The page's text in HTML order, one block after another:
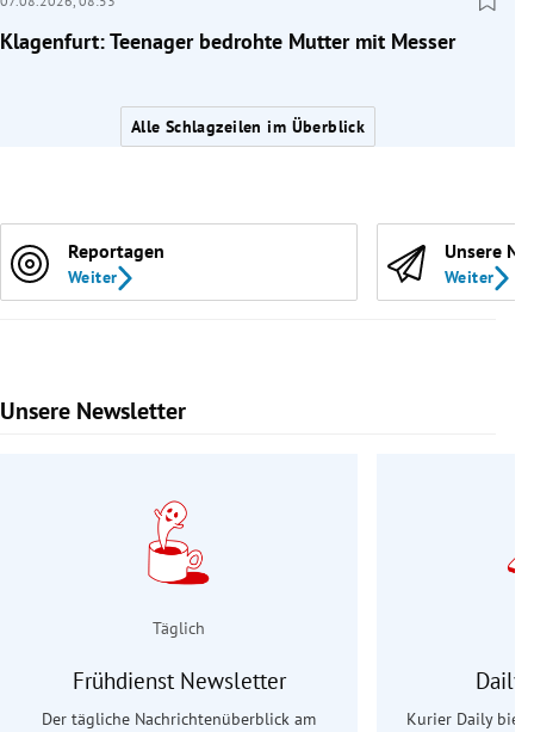
Klagenfurt: Teenager bedrohte Mutter mit Messer
Alle Schlagzeilen im Überblick
Reportagen
Weiter
Unsere
Weiter
Unsere Newsletter
Slide 1 von 9
Täglich
Frühdienst Newsletter
Der tägliche Nachrichtenüberblick am
Daily
Kurier Daily